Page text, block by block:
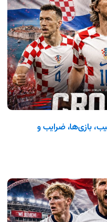
جام جهانی ۲۰۲۶: ترکیب، بازی‌ها، ضرایب و